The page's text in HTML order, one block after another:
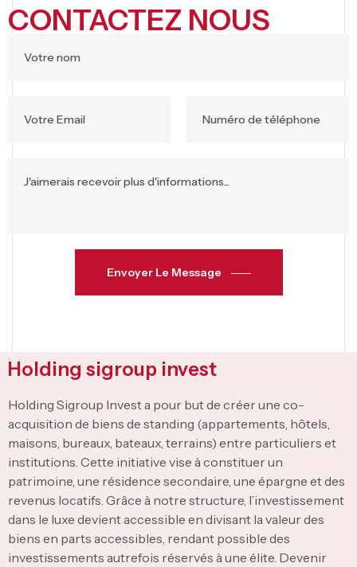
CONTACTEZ NOUS
Envoyer Le Message
Holding sigroup invest
Holding Sigroup Invest a pour but de créer une co-
acquisition de biens de standing (appartements, hôtels,
maisons, bureaux, bateaux, terrains) entre particuliers et
institutions. Cette initiative vise à constituer un
patrimoine, une résidence secondaire, une épargne et des
revenus locatifs. Grâce à notre structure, l’investissement
dans le luxe devient accessible en divisant la valeur des
biens en parts accessibles, rendant possible des
investissements autrefois réservés à une élite. Devenir